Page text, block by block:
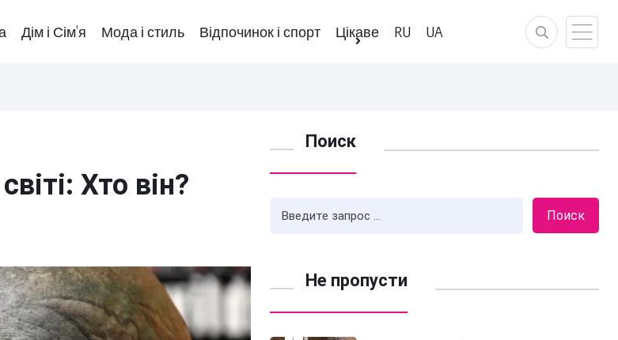
Дім і Сім’я Мода і стиль Відпочинок і спорт Цікаве RU UA
Хто він?
Поиск
Поиск
Не пропусти